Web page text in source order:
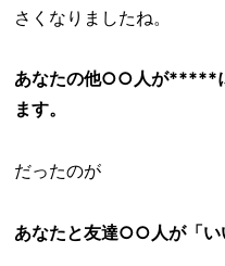
さくなりましたね。
あなたの他○○人が*****
ます。
だったのが
あなたと友達○○人が「い